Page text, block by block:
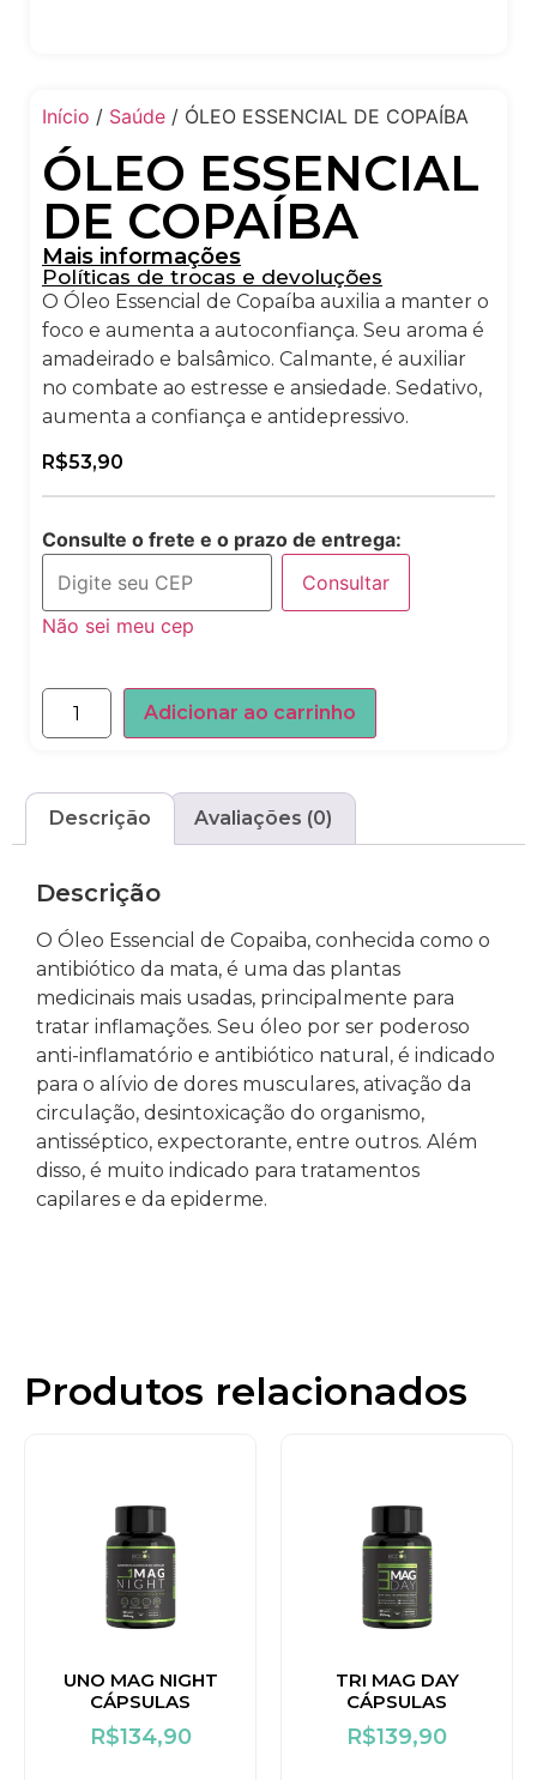
Início / Saúde / ÓLEO ESSENCIAL DE COPAÍBA
ÓLEO ESSENCIAL
DE COPAÍBA
Mais informações
Políticas de trocas e devoluções
O Óleo Essencial de Copaíba auxilia a manter o
foco e aumenta a autoconfiança. Seu aroma é
amadeirado e balsâmico. Calmante, é auxiliar
no combate ao estresse e ansiedade. Sedativo,
aumenta a confiança e antidepressivo.
R$53,90
Consulte o frete e o prazo de entrega:
Consultar
Não sei meu cep
Adicionar ao carrinho
Descrição Avaliações (0)
Descrição
O Óleo Essencial de Copaiba, conhecida como o
antibiótico da mata, é uma das plantas
medicinais mais usadas, principalmente para
tratar inflamações. Seu óleo por ser poderoso
anti-inflamatório e antibiótico natural, é indicado
para o alívio de dores musculares, ativação da
circulação, desintoxicação do organismo,
antisséptico, expectorante, entre outros. Além
disso, é muito indicado para tratamentos
capilares e da epiderme.
Produtos relacionados
UNO MAG NIGHT
CÁPSULAS
R$134,90
TRI MAG DAY
CÁPSULAS
R$139,90